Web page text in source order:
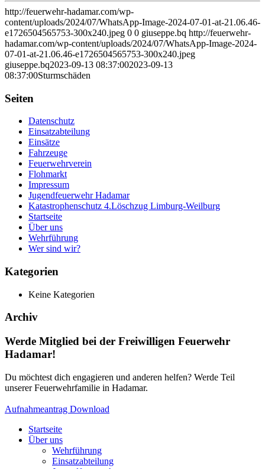
http://feuerwehr-hadamar.com/wp-
content/uploads/2024/07/WhatsApp-Image-2024-07-01-at-21.06.46-
e1726504565753-300x240.jpeg 0 0 giuseppe.bq http://feuerwehr-
hadamar.com/wp-content/uploads/2024/07/WhatsApp-Image-2024-
07-01-at-21.06.46-e1726504565753-300x240.jpeg
giuseppe.bq2023-09-13 08:37:002023-09-13
08:37:00Sturmschäden
Seiten
Datenschutz
Einsatzabteilung
Einsätze
Fahrzeuge
Feuerwehrverein
Flohmarkt
Impressum
Jugendfeuerwehr Hadamar
Katastrophenschutz 4.Löschzug Limburg-Weilburg
Startseite
Über uns
Wehrführung
Wer sind wir?
Kategorien
Keine Kategorien
Archiv
Werde Mitglied bei der Freiwilligen Feuerwehr
Hadamar!
Du möchtest dich engagieren und anderen helfen? Werde Teil
unserer Feuerwehrfamilie in Hadamar.
Aufnahmeantrag Download
Startseite
Über uns
Wehrführung
Einsatzabteilung